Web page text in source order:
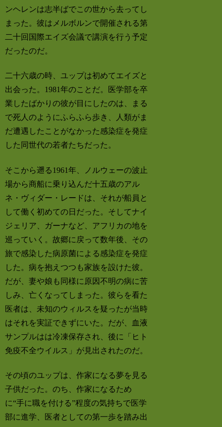
ンヘレンは志半ばでこの世から去ってし
まった。彼はメルボルンで開催される第
二十回国際エイズ会議で講演を行う予定
だったのだ。
二十六歳の時、ユップは初めてエイズと
出会った。1981年のことだ。医学部を卒
業したばかりの彼が目にしたのは、まる
で死人のようにふらふら歩き、人類がま
だ遭遇したことがなかった感染症を発症
した同世代の若者たちだった。
そこから遡る1961年、ノルウェーの波止
場から商船に乗り込んだ十五歳のアル
ネ・ヴィダー・レードは、それが船員と
して働く初めての日だった。そしてナイ
ジェリア、ガーナなど、アフリカの地を
巡っていく。故郷に戻って数年後、その
旅で感染した病原菌による感染症を発症
した。病を抱えつつも家族を設けた彼。
だが、妻や娘も同様に原因不明の病に苦
しみ、亡くなってしまった。彼らを看た
医者は、未知のウィルスを疑ったが当時
はそれを実証できずにいた。だが、血液
サンプルはは冷凍保存され、後に「ヒト
免疫不全ウイルス」が見出されたのだ。
その頃のユップは、作家になる夢を見る
子供だった。のち、作家になるため
に“手に職を付ける”程度の気持ちで医学
部に進学、医者としての第一歩を踏み出